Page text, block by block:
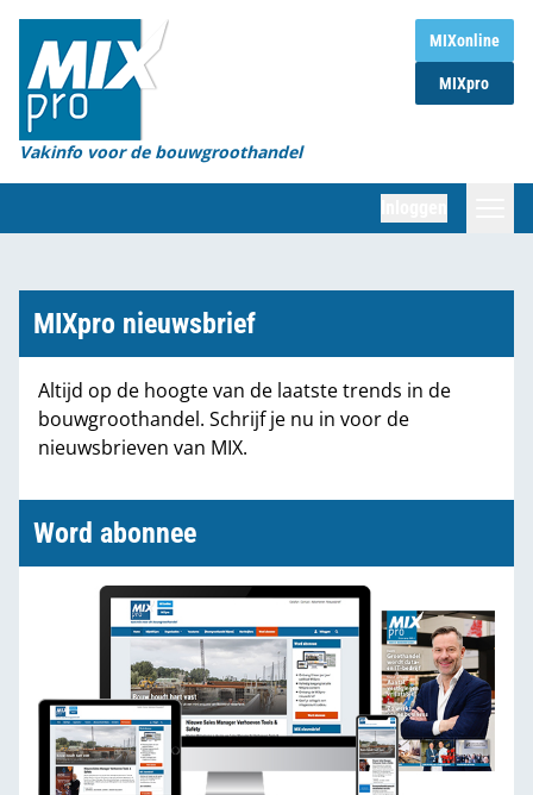
MIXonline
MIXpro
Vakinfo voor de bouwgroothandel
Home
Magazines
Organisaties
Marktcijfers
Partners
MIXpro nieuwsbrief
Altijd op de hoogte van de laatste trends in de
bouwgroothandel. Schrijf je nu in voor de
nieuwsbrieven van MIX.
Word abonnee